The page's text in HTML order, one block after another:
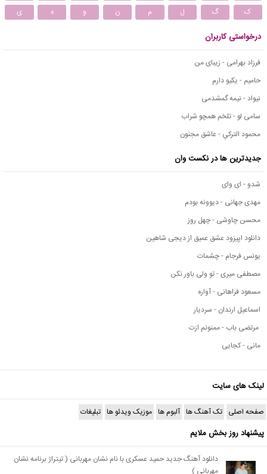
ک
گ ل م ن و ه ی
درخواستی کاربران
فرزاد بهرامی - زیبای من
حامیم - یکیو دارم
نیواد - نیمه گمشدمی
سامی لو - تلخم همچو شراب
محمود التركي - عاشق مجنون
جدیدترین ها در نکست وان
شدو - ای وای
مهدی جهانی - دیوونه بودم
محسن چاوشی - چهل روز
دانلود اپیزود عشق عمیق از دیجی شاهین
یونس فرجام - چشمات
مصطفی میری - تو ولی باور نکن
مسعود فراهانی - آواره
اسماعیل ارندان - سردیار
مرتضی باب - ممنونم ازت
مانی - کجایی
لینک های سایت
صفحه اصلی تک آهنگ ها آلبوم ها موزیک ویدئو ها تبلیغات
پیشنهاد روز بخش ملایم
دانلود آهنگ جدید حمید عسکری با نام نشان مهربانی ( تیتراژ برنامه نشان
مهربانی )